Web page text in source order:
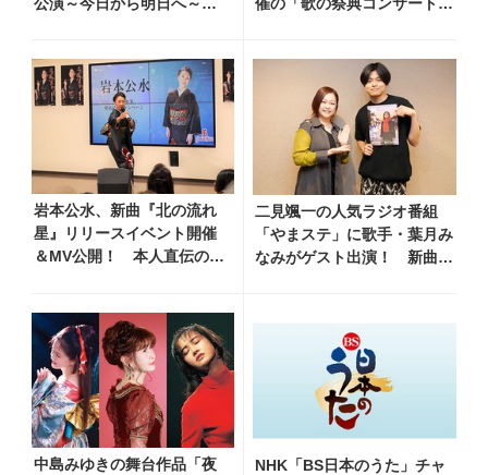
催の「歌の祭典コンサート～
和・平成の名曲まで心躍るス
テージを披露
岩本公水、新曲『北の流れ
星』リリースイベント開催
＆MV公開！ 本人直伝の歌
二見颯一の人気ラジオ番組
「やまステ」に歌手・葉月み
なみがゲスト出演！ 新曲
中島みゆきの舞台作品「夜
NHK「BS日本のうた」チャ